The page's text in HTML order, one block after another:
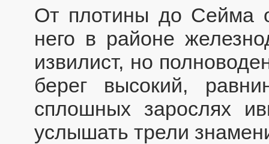
От плотины до Сейма
него в районе
извилист, но
берег высокий,
сплошных зарослях
услышать трели